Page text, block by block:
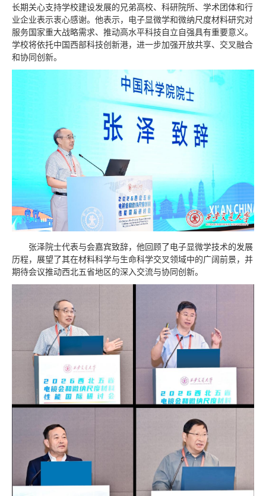
长期关心支持学校建设发展的兄弟高校、科研院所、学术团体和行
业企业表示衷心感谢。他表示，电子显微学和微纳尺度材料研究对
服务国家重大战略需求、推动高水平科技自立自强具有重要意义。
学校将依托中国西部科技创新港，进一步加强开放共享、交叉融合
和协同创新。
张泽院士代表与会嘉宾致辞，他回顾了电子显微学技术的发展
历程，展望了其在材料科学与生命科学交叉领域中的广阔前景，并
期待会议推动西北五省地区的深入交流与协同创新。